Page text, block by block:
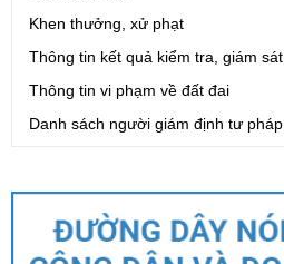
Khen thưởng, xử phạt
Thông tin kết quả kiểm tra, giám sát
Thông tin vi phạm về đất đai
Danh sách người giám định tư pháp